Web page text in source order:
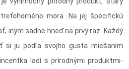
mora. Na jej špecifickú
iným sadne hneď na prvý raz. Každý
si ju podľa svojho gusta miešaním
ladí s prírodnými produktmi-